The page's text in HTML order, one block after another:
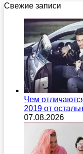
Свежие записи
Чем
2019 от
07.08.2026